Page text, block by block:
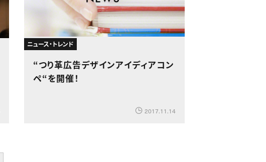
ニュース・トレンド
“つり革広告デザインアイディアコン
ペ“を開催！
2017.11.14